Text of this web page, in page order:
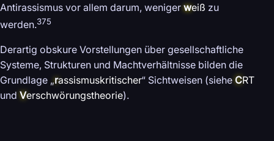
Antirassismus vor allem darum, weniger weiß zu
werden.375
Derartig obskure Vorstellungen über gesellschaftliche
Systeme, Strukturen und Machtverhältnisse bilden die
Grundlage „rassismuskritischer“ Sichtweisen (siehe CRT
und Verschwörungstheorie).